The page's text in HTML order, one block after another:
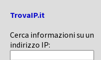
TrovaIP.it
Cerca informazioni su un
indirizzo IP: